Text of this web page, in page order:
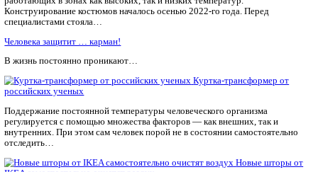
Календарь мероприятий
Предложить мероприятие
FABREEX может всё!
Mimaki любых моделей. Быстро, качественно, с гарантией!
Статьи по теме
спасателей появилась экипировка из инновационных